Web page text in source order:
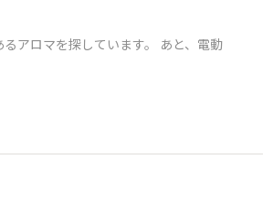
探しています。 あと、電動